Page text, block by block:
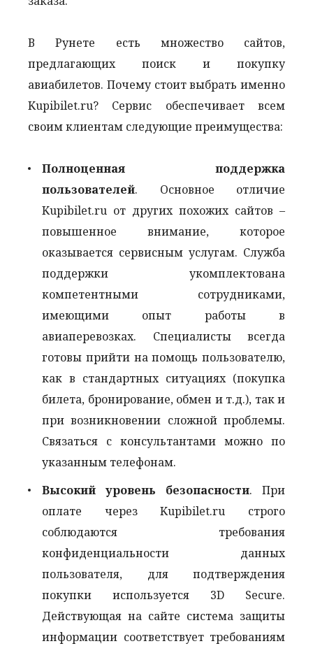
В Рунете есть множество сайтов,
предлагающих поиск и покупку
авиабилетов. Почему стоит выбрать именно
Kupibilet.ru? Сервис обеспечивает всем
своим клиентам следующие преимущества:
Полноценная поддержка
пользователей. Основное отличие
Kupibilet.ru от других похожих сайтов –
повышенное внимание, которое
оказывается сервисным услугам. Служба
поддержки укомплектована
компетентными сотрудниками,
имеющими опыт работы в
авиаперевозках. Специалисты всегда
готовы прийти на помощь пользователю,
как в стандартных ситуациях (покупка
билета, бронирование, обмен и т.д.), так и
при возникновении сложной проблемы.
Связаться с консультантами можно по
указанным телефонам.
Высокий уровень безопасности. При
оплате через Kupibilet.ru строго
соблюдаются требования
конфиденциальности данных
пользователя, для подтверждения
покупки используется 3D Secure.
Действующая на сайте система защиты
информации соответствует требованиям